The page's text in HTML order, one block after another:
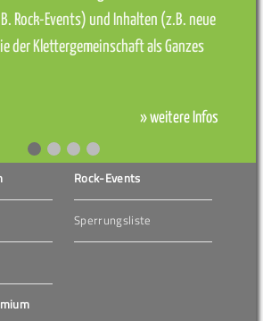
Rock-Events) und Inhalten (z.B. neue
der Klettergemeinschaft als Ganzes
» weitere Infos
Rock-Events
Sperrungsliste